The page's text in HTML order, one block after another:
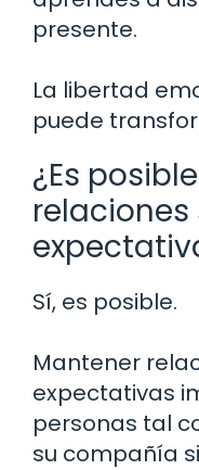
presente.
La libertad
puede
¿Es
Sí, es posible.
Mantener
expectativas
personas tal
su compañía